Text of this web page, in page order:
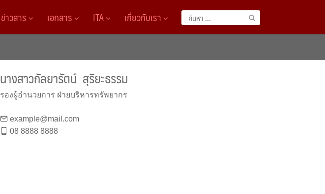
ค้นหา
สำหรับ:
ข่าวสาร เอกสาร ITA เกี่ยวกับเรา
นางสาวกัลยารัตน์ สุริยะธรรม
รองผู้อำนวยการ ฝ่ายบริหารทรัพยากร
example@mail.com
08 8888 8888